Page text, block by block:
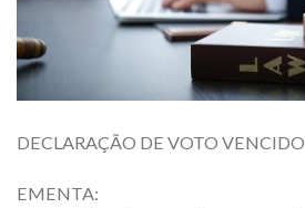
DECLARAÇÃO DE VOTO VENCIDO
EMENTA: